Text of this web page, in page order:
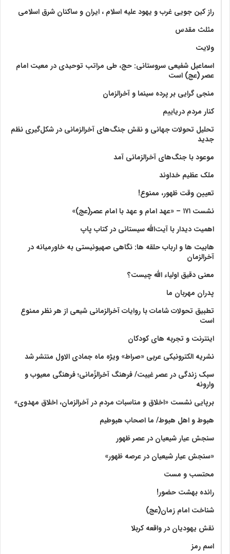
راز کین جویی غرب و یهود علیه اسلام ، ایران و ساکنان شرق اسلامی
مثلث مقدس
ولايت‏
اسماعیل شفیعی سروستانی: حج، طی مراتب توحیدی در معیت امام
عصر (عج) است
منجی گرایی بر پرده سینما و آخرالزمان
کنار مردم دریاییم
تحلیل تحولات جهانی و نقش جنگ‌های آخرالزمانی در شکل‌گیری نظم
جدید
موعود با جنگ‌های آخرالزمانی آمد
ملک عظیم خداوند
تعیین وقت ظهور، ممنوع!
نشست ۱۷۱ – «عهد امام و عهد با امام عصر(عج)»
اهمیت دیدار با آیت‌الله سیستانی در کتاب پاپ
هابیت ها و ارباب حلقه ها: نگاهی صهیونیستی به خاورمیانه در
آخرالزمان
معنی دقیق اولیاء الله چیست؟
پدران مهربان ما
تطبیق تحولات شامات با روایات آخرالزمانی شیعی از هر نظر ممنوع
است
اینترنت و تجربه های کودکان
نشریه الکترونیکی عربی «صراط» ویژه ماه جمادی الاول منتشر شد
سبک زندگی در عصر غیبت/ فرهنگ آخرالزّمانی؛ فرهنگی معیوب و
وارونه
برپایی نشست «اخلاق و مناسبات مردم در آخرالزمان، اخلاق مهدوی»
هبوط و اهل هبوط/ ما اصحاب هبوطیم
سنجش عیار شیعیان در عصر ظهور
«سنجش عیار شیعیان در عرصه ظهور»
محتسب و مست
رانده بهشت‌ حضور!
شناخت امام زمان(عج)
نقش یهودیان در واقعه کربلا
اسم رمز